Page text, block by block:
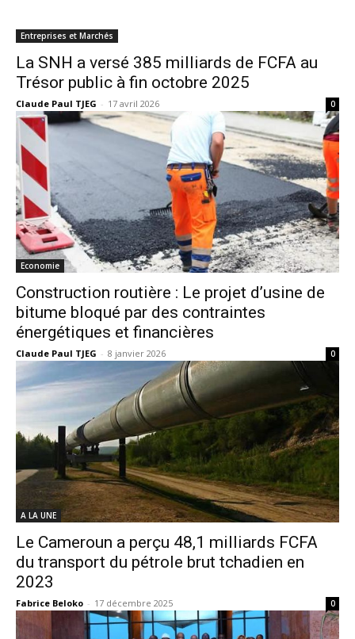
Entreprises et Marchés
La SNH a versé 385 milliards de FCFA au
Trésor public à fin octobre 2025
Claude Paul TJEG - 17 avril 2026 0
Economie
Construction routière : Le projet d’usine de
bitume bloqué par des contraintes
énergétiques et financières
Claude Paul TJEG - 8 janvier 2026 0
A LA UNE
Le Cameroun a perçu 48,1 milliards FCFA
du transport du pétrole brut tchadien en
2023
Fabrice Beloko - 17 décembre 2025 0